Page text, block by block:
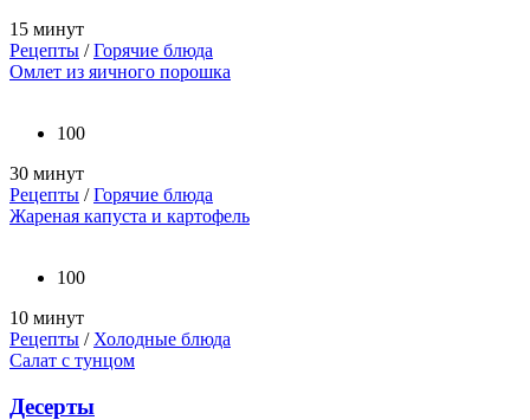
15 минут
Рецепты /Горячие блюда
Омлет из яичного порошка
100
30 минут
Рецепты /Горячие блюда
Жареная капуста и картофель
100
10 минут
Рецепты / Холодные блюда
Салат с тунцом
Десерты